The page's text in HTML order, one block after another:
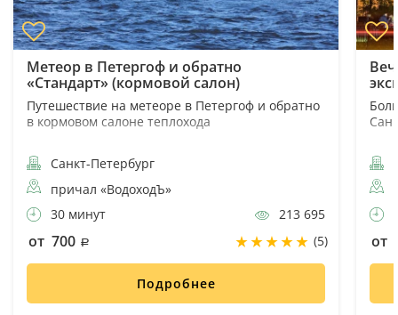
Метеор в Петергоф и обратно
«Стандарт» (кормовой салон)
Путешествие на метеоре в Петергоф и обратно
в кормовом салоне теплохода
Санкт-Петербург
причал «ВодоходЪ»
30 минут
213 695
от 700 (5)
Подробнее
от